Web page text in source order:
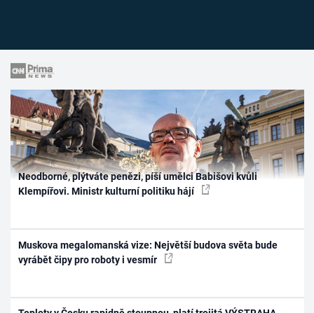
Neodborné, plýtváte penězi, píší umělci Babišovi kvůli
Klempířovi. Ministr kulturní politiku hájí
Muskova megalomanská vize: Největší budova světa bude
vyrábět čipy pro roboty i vesmír